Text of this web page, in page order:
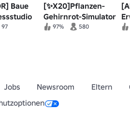
Baue
97
[✨X20]Pflanzen-
Gehirnrot-Simulator
97% 580
Jobs Newsroom Eltern